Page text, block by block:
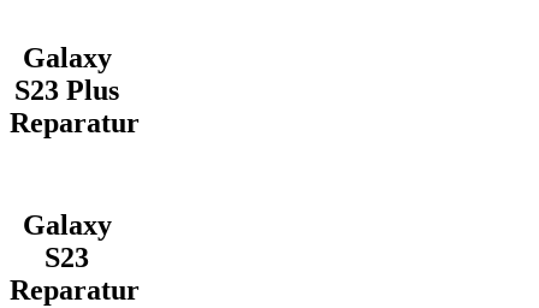
Galaxy
S23 Plus
Reparatur
Galaxy
S23
Reparatur